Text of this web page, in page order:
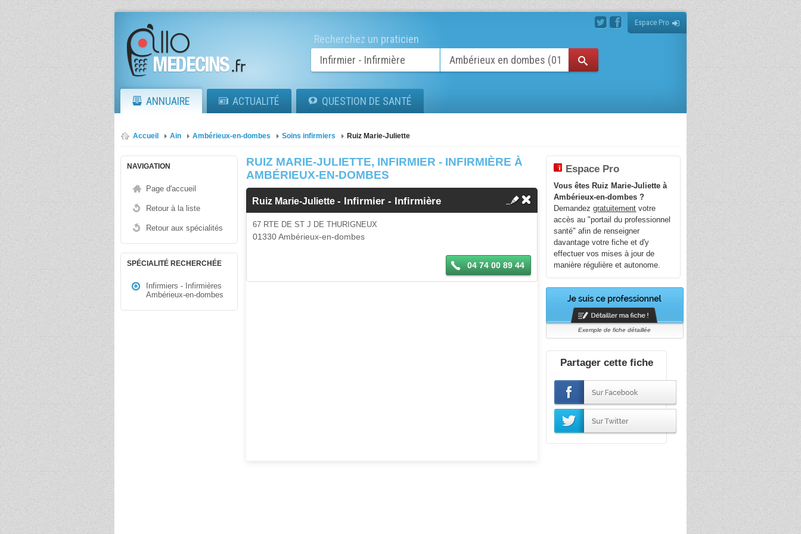
Espace Pro
Recherchez un praticien
ANNUAIRE ACTUALITÉ QUESTION DE SANTÉ
Accueil Ain Ambérieux-en-dombes Soins infirmiers Ruiz Marie-Juliette
NAVIGATION
Page d'accueil
Retour à la liste
Retour aux spécialités
SPÉCIALITÉ RECHERCHÉE
Infirmiers - Infirmières
Ambérieux-en-dombes
RUIZ MARIE-JULIETTE, INFIRMIER - INFIRMIÈRE À
AMBÉRIEUX-EN-DOMBES
Ruiz Marie-Juliette- Infirmier - Infirmière
67 RTE DE ST J DE THURIGNEUX
01330 Ambérieux-en-dombes
04 74 00 89 44
Espace Pro
Vous êtes Ruiz Marie-Juliette à
Ambérieux-en-dombes ?
Demandezgratuitement votre
accès au "portail du professionnel
santé" afin de renseigner
davantage votre fiche et d'y
effectuer vos mises à jour de
manière régulière et autonome.
Exemple de fiche détaillée
Partager cette fiche